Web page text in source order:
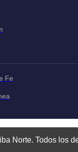
Fe
Norte. Todos los